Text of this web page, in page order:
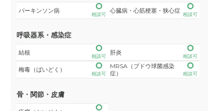
パーキンソン病
相談可
心臓病・心筋梗塞・狭心症
相談可
呼吸器系・感染症
結核
相談可
肝炎
相談可
梅毒（ばいどく）
相談可
MRSA（ブドウ球菌感染
症）
相談可
骨・関節・皮膚